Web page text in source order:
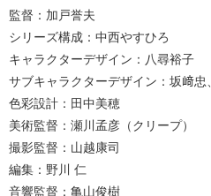
監督：加戸誉夫
シリーズ構成：中西やすひろ
キャラクターデザイン：八尋裕子
サブキャラクターデザイン：坂﨑
色彩設計：田中美穂
美術監督：瀬川孟彦（クリープ）
撮影監督：山越康司
編集：野川 仁
音響監督：亀山俊樹